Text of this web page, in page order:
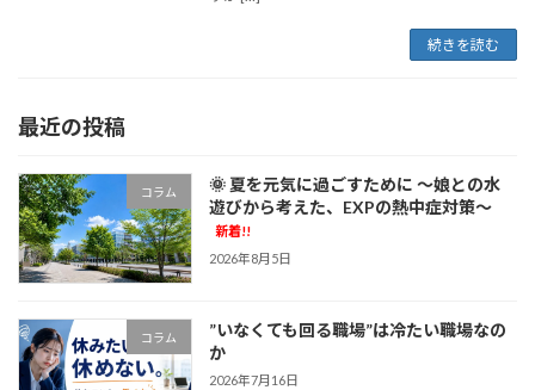
続きを読む
最近の投稿
コラム
🌞 夏を元気に過ごすために ～娘との水
遊びから考えた、EXPの熱中症対策～
新着!!
2026年8月5日
コラム
”いなくても回る職場”は冷たい職場なの
か
2026年7月16日